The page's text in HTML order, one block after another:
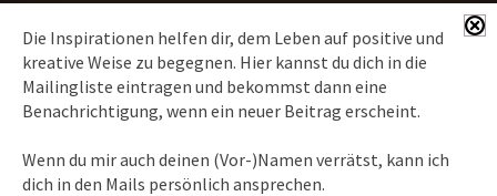
Die Inspirationen helfen dir, dem Leben auf positive und
kreative Weise zu begegnen. Hier kannst du dich in die
Mailingliste eintragen und bekommst dann eine
Benachrichtigung, wenn ein neuer Beitrag erscheint.
Wenn du mir auch deinen (Vor-)Namen verrätst, kann ich
dich in den Mails persönlich ansprechen.
News erhalten
Inspirationen
– Bewusstseins-Impulse, Meditation &
Heilung, Texte & Botschaften